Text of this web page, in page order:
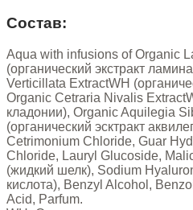
Состав:
Aqua with infusions of Organic
(органический экстракт
Verticillata ExtractWH
Organic Cetraria Nivalis
кладонии), Organic Aquilegia
(органический эсктракт
Cetrimonium Chloride, Guar
Chloride, Lauryl Glucoside,
(жидкий шелк), Sodium
кислота), Benzyl Alcohol,
Acid, Parfum.